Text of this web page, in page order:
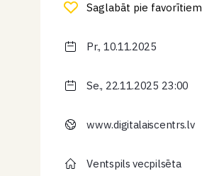
Saglabāt pie favorītiem
Pr., 10.11.2025
Se., 22.11.2025 23:00
www.digitalaiscentrs.lv
Ventspils vecpilsēta